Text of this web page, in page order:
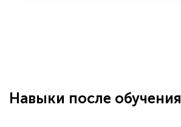
Навыки после обучения